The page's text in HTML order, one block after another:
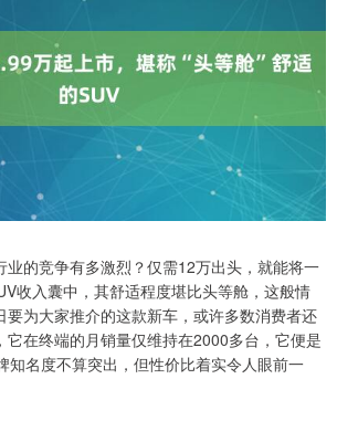
业的竞争有多激烈？仅需12万出头，就能将一
收入囊中，其舒适程度堪比头等舱，这般情
要为大家推介的这款新车，或许多数消费者还
它在终端的月销量仅维持在2000多台，它便是
知名度不算突出，但性价比着实令人眼前一